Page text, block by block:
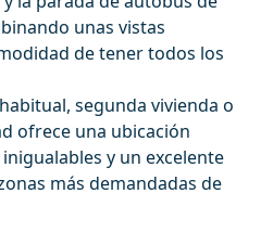
unas vistas
de tener todos los
‌segunda ‌vivienda o
‌ofrece ‌una ‌ubicación
‌y ‌un excelente
‌más ‌demandadas ‌de